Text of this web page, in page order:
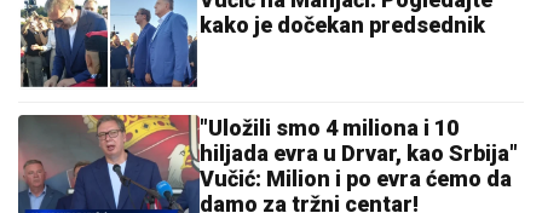
kako je dočekan predsednik
"Uložili smo 4 miliona i 10
hiljada evra u Drvar, kao Srbija"
Vučić: Milion i po evra ćemo da
damo za tržni centar!